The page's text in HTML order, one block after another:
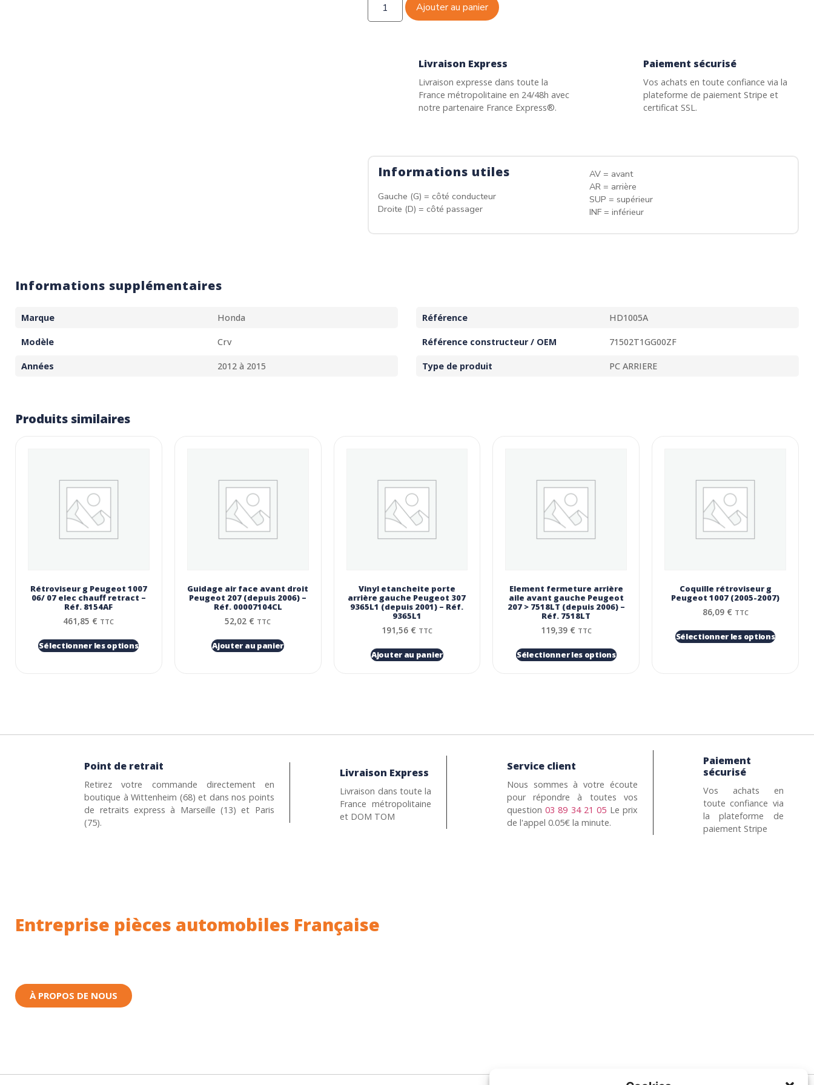
Ajouter au panier
Livraison Express
Livraison expresse dans toute la
France métropolitaine en 24/48h avec
notre partenaire France Express®.
Paiement sécurisé
Vos achats en toute confiance via la
plateforme de paiement Stripe et
certificat SSL.
Informations utiles
Gauche (G) = côté conducteur
Droite (D) = côté passager
AV = avant
AR = arrière
SUP = supérieur
INF = inférieur
Informations supplémentaires
Marque Honda Référence HD1005A
Modèle Crv Référence constructeur / OEM 71502T1GG00ZF
Années 2012 à 2015 Type de produit PC ARRIERE
Produits similaires
Rétroviseur g Peugeot 1007
06/ 07 elec chauff retract –
Réf. 8154AF
461,85 € TTC
Sélectionner les options
Guidage air face avant droit
Peugeot 207 (depuis 2006) –
Réf. 00007104CL
52,02 € TTC
Ajouter au panier
Vinyl etancheite porte
arrière gauche Peugeot 307
9365L1 (depuis 2001) – Réf.
9365L1
191,56 € TTC
Ajouter au panier
Element fermeture arrière
aile avant gauche Peugeot
207 > 7518LT (depuis 2006) –
Réf. 7518LT
119,39 € TTC
Sélectionner les options
Coquille rétroviseur g
Peugeot 1007 (2005-2007)
86,09 € TTC
Sélectionner les options
Point de retrait
Retirez votre commande directement en
boutique à Wittenheim (68) et dans nos points
de retraits express à Marseille (13) et Paris
(75).
Livraison Express
Livraison dans toute la
France métropolitaine
et DOM TOM
Service client
Nous sommes à votre écoute
pour répondre à toutes vos
question03 89 34 21 05 Le prix
de l'appel 0.05€ la minute.
Paiement
sécurisé
Vos achats en
toute confiance via
la plateforme de
paiement Stripe
Entreprise pièces automobiles Française
À PROPOS DE NOUS